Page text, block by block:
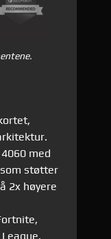
med
støtter
2x høyere